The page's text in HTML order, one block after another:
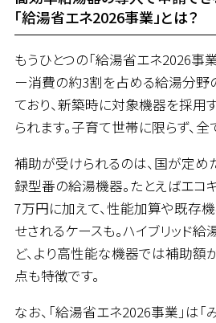
「給湯省エネ2026事業」とは？
もうひとつの「給湯省エネ2026事
ー消費の約3割を占める給湯分野
ており、新築時に対象機器を採用
られます。子育て世帯に限らず、
補助が受けられるのは、国が定
録型番の給湯機器。たとえばエコ
7万円に加えて、性能加算や既存
せされるケースも。ハイブリッド
ど、より高性能な機器では補助額
点も特徴です。
なお、「給湯省エネ2026事業」は